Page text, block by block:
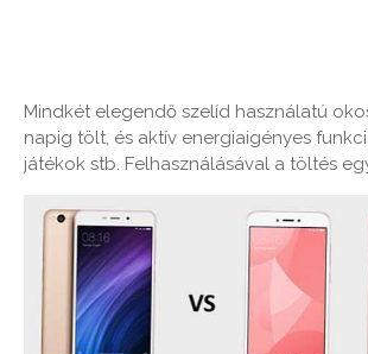
Mindkét elegendő szelíd használatú
napig tölt, és aktív energiaigényes
játékok stb. Felhasználásával a töltés